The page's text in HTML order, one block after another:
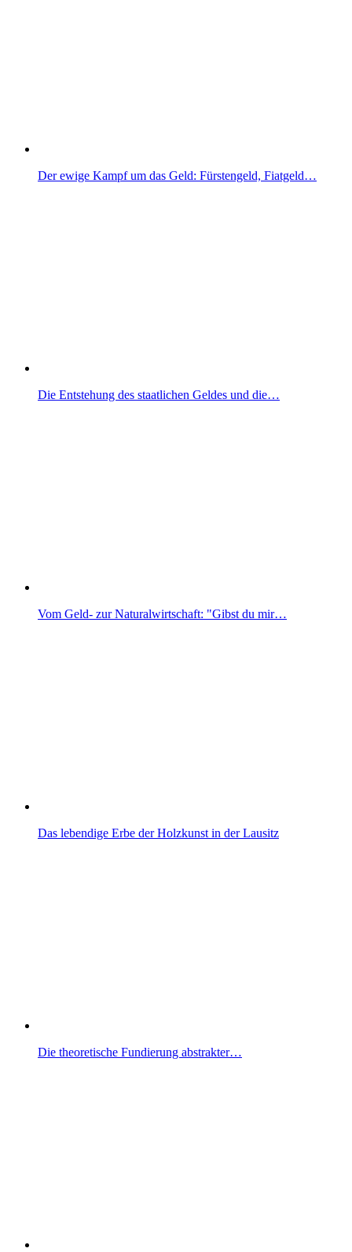
Der ewige Kampf um das Geld: Fürstengeld, Fiatgeld…
Die Entstehung des staatlichen Geldes und die…
Vom Geld- zur Naturalwirtschaft: "Gibst du mir…
Das lebendige Erbe der Holzkunst in der Lausitz
Die theoretische Fundierung abstrakter…